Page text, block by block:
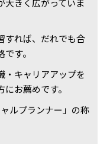
大きく広がっていま
すれば、だれでも合
す。
・キャリアアップを
お薦めです。
ルプランナー」の称